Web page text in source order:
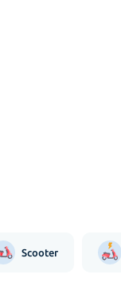
Scooter